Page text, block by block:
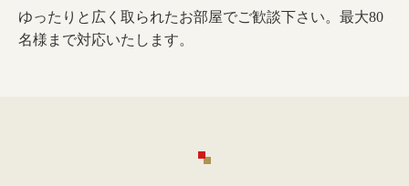
ゆったりと広く取られたお部屋でご歓談下さい。最大80
名様まで対応いたします。